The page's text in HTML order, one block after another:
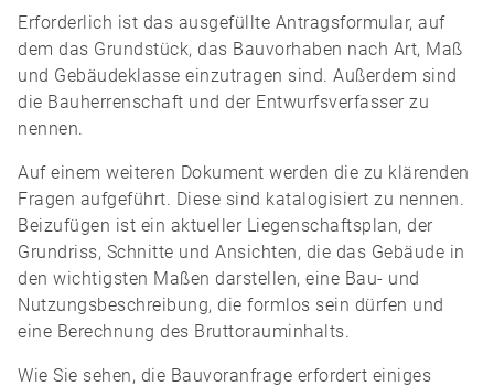
Erforderlich ist das ausgefüllte Antragsformular, auf
dem das Grundstück, das Bauvorhaben nach Art, Maß
und Gebäudeklasse einzutragen sind. Außerdem sind
die Bauherrenschaft und der Entwurfsverfasser zu
nennen.
Auf einem weiteren Dokument werden die zu klärenden
Fragen aufgeführt. Diese sind katalogisiert zu nennen.
Beizufügen ist ein aktueller Liegenschaftsplan, der
Grundriss, Schnitte und Ansichten, die das Gebäude in
den wichtigsten Maßen darstellen, eine Bau- und
Nutzungsbeschreibung, die formlos sein dürfen und
eine Berechnung des Bruttorauminhalts.
Wie Sie sehen, die Bauvoranfrage erfordert einiges